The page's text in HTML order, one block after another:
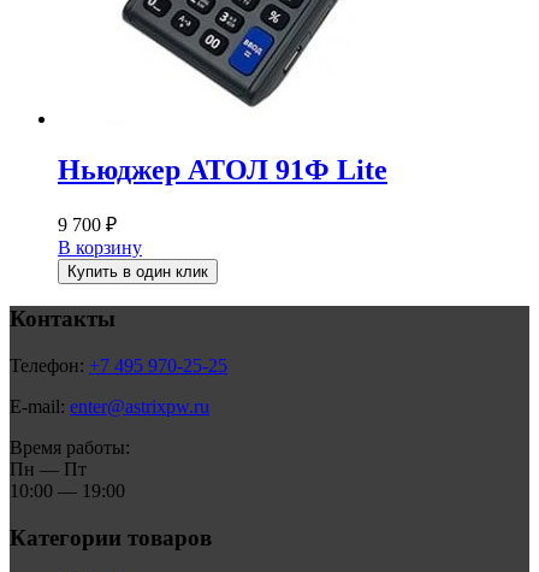
Ньюджер АТОЛ 91Ф Lite
9 700 ₽
В корзину
Купить в один клик
Контакты
Телефон: +7 495 970-25-25
E-mail: enter@astrixpw.ru
Время работы:
Пн — Пт
10:00 — 19:00
Категории товаров